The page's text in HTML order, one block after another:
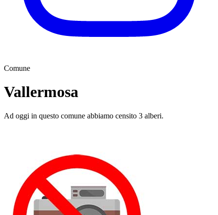
Comune
Vallermosa
Ad oggi in questo comune abbiamo censito 3 alberi.